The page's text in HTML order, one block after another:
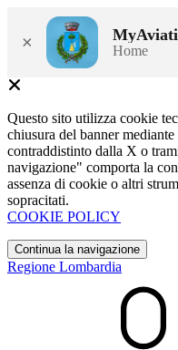
× Home
Questo sito utilizza cookie
chiusura del banner
contraddistinto dalla X o
navigazione" comporta la
assenza di cookie o altri
sopracitati.
COOKIE POLICY
Continua la navigazione
Regione Lombardia